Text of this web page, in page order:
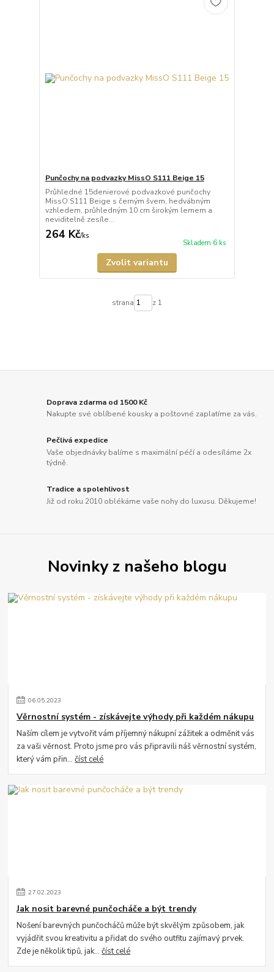
Punčochy na podvazky MissO S111 Beige 15
Průhledné 15denierové podvazkové punčochy
MissO S111 Beige s černým švem, hedvábným
vzhledem, průhledným 10 cm širokým lemem a
neviditelně zesíle...
264 Kč/ks
Skladem 6 ks
Zvolit variantu
strana z 1
Doprava zdarma od 1500 Kč
Nakupte své oblíbené kousky a poštovné zaplatíme za vás.
Pečlivá expedice
Vaše objednávky balíme s maximální péčí a odesíláme 2x
týdně.
Tradice a spolehlivost
Již od roku 2010 oblékáme vaše nohy do luxusu. Děkujeme!
Novinky z našeho blogu
06.05.2023
Věrnostní systém - získávejte výhody při každém nákupu
Naším cílem je vytvořit vám příjemný nákupní zážitek a odměnit vás
za vaši věrnost. Proto jsme pro vás připravili náš věrnostní systém,
který vám přin...číst celé
27.02.2023
Jak nosit barevné punčocháče a být trendy
Nošení barevných punčocháčů může být skvělým způsobem, jak
vyjádřit svou kreativitu a přidat do svého outfitu zajímavý prvek.
Zde je několik tipů, jak...číst celé